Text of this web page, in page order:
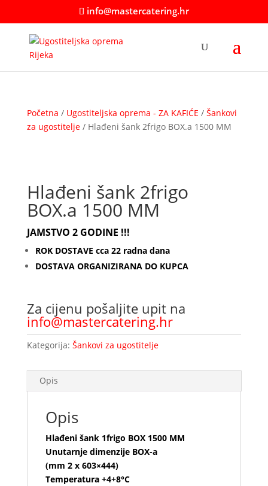
info@mastercatering.hr
Početna / Ugostiteljska oprema - ZA KAFIĆE / Šankovi
za ugostitelje/ Hlađeni šank 2frigo BOX.a 1500 MM
Hlađeni šank 2frigo
BOX.a 1500 MM
JAMSTVO 2 GODINE !!!
ROK DOSTAVE cca 22 radna dana
DOSTAVA ORGANIZIRANA DO KUPCA
Za cijenu pošaljite upit na
info@mastercatering.hr
Kategorija: Šankovi za ugostitelje
Opis
Opis
Hlađeni šank 1frigo BOX 1500 MM
Unutarnje dimenzije BOX-a
(mm 2 x 603×444)
Temperatura +4+8°C